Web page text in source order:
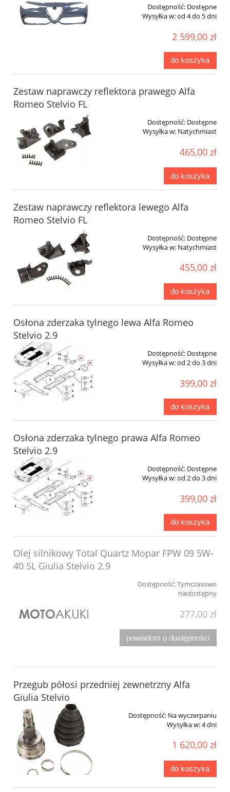
Dostępność: Dostępne
Wysyłka w:od 4 do 5 dni
2 599,00 zł
do koszyka
Zestaw naprawczy reflektora prawego Alfa
Romeo Stelvio FL
Dostępność: Dostępne
Wysyłka w: Natychmiast
465,00 zł
do koszyka
Zestaw naprawczy reflektora lewego Alfa
Romeo Stelvio FL
Dostępność: Dostępne
Wysyłka w: Natychmiast
455,00 zł
do koszyka
Osłona zderzaka tylnego lewa Alfa Romeo
Stelvio 2.9
Dostępność: Dostępne
Wysyłka w:od 2 do 3 dni
399,00 zł
do koszyka
Osłona zderzaka tylnego prawa Alfa Romeo
Stelvio 2.9
Dostępność: Dostępne
Wysyłka w:od 2 do 3 dni
399,00 zł
do koszyka
Olej silnikowy Total Quartz Mopar FPW 09 5W-
40 5L Giulia Stelvio 2.9
Dostępność:Tymczasowo
niedostępny
277,00 zł
powiadom o dostępności
Przegub półosi przedniej zewnetrzny Alfa
Giulia Stelvio
Dostępność: Na wyczerpaniu
Wysyłka w:4 dni
1 620,00 zł
do koszyka